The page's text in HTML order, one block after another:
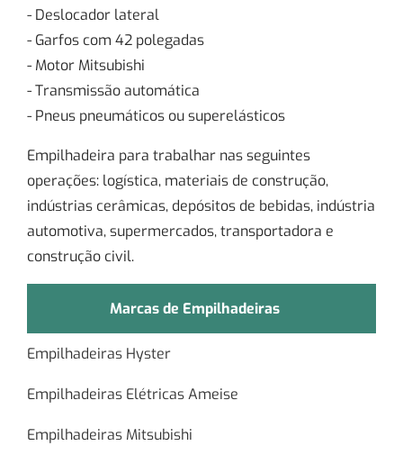
- Deslocador lateral
- Garfos com 42 polegadas
- Motor Mitsubishi
- Transmissão automática
- Pneus pneumáticos ou superelásticos
Empilhadeira para trabalhar nas seguintes
operações: logística, materiais de construção,
indústrias cerâmicas, depósitos de bebidas, indústria
automotiva, supermercados, transportadora e
construção civil.
Marcas de Empilhadeiras
Empilhadeiras Hyster
Empilhadeiras Elétricas Ameise
Empilhadeiras Mitsubishi